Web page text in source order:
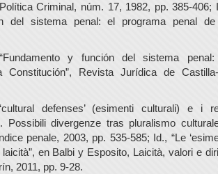
Criminal, núm. 17, 1982, pp. 385-406;
del sistema penal: el programa penal
y función del sistema
Revista Jurídica de
defenses’ (esimenti culturali) e i
Possibili divergenze tras pluralismo
penale, 2003, pp. 535-585; Id., “Le
laicità”, en Balbi y Esposito, Laicità, valori e
2011, pp. 9-28.